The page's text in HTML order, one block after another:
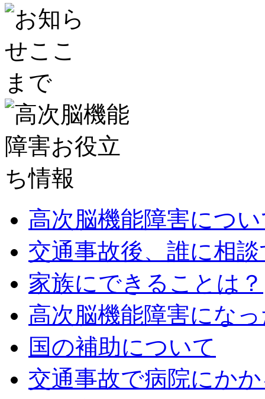
高次脳機能障害につ
交通事故後、誰に相
家族にできることは？
高次脳機能障害にな
国の補助について
交通事故で病院にか